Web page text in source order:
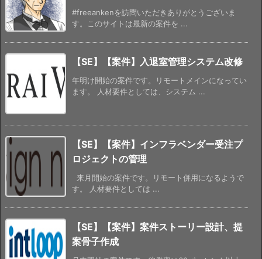
#freeankenを訪問いただきありがとうございま
す。このサイトは最新の案件を ...
【SE】【案件】入退室管理システム改修
年明け開始の案件です。リモートメインになってい
ます。 人材要件としては、システム ...
【SE】【案件】インフラベンダー受注プ
ロジェクトの管理
来月開始の案件です。リモート併用になるようで
す。 人材要件としては ...
【SE】【案件】案件ストーリー設計、提
案骨子作成